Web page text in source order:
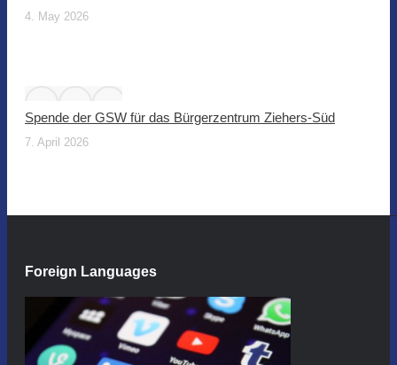
4. May 2026
Spende der GSW für das Bürgerzentrum Ziehers-Süd
7. April 2026
Foreign Languages